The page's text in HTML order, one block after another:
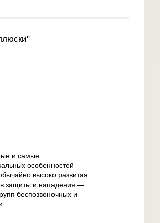
и самые
особенностей —
высоко развитая
защиты и нападения —
беспозвоночных и